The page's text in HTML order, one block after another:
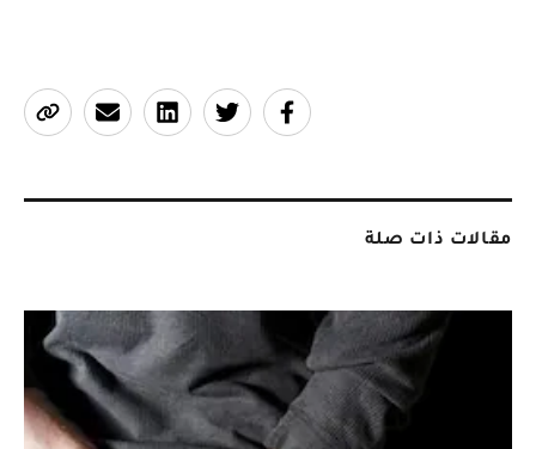
مقالات ذات صلة